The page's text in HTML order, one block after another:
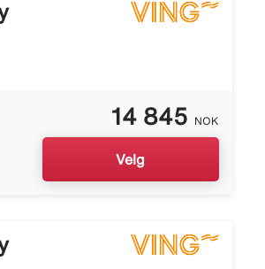
14 845 NOK
Velg